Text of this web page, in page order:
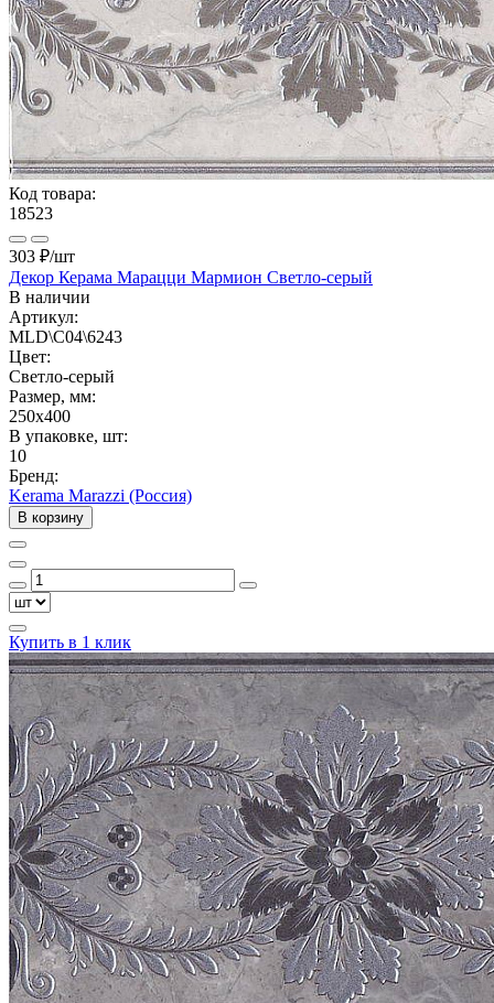
Код товара:
18523
303 ₽/шт
Декор Керама Марацци Мармион Светло-серый
В наличии
Артикул:
MLD\C04\6243
Цвет:
Светло-серый
Размер, мм:
250x400
В упаковке, шт:
10
Бренд:
Kerama Marazzi (Россия)
В корзину
Купить в 1 клик